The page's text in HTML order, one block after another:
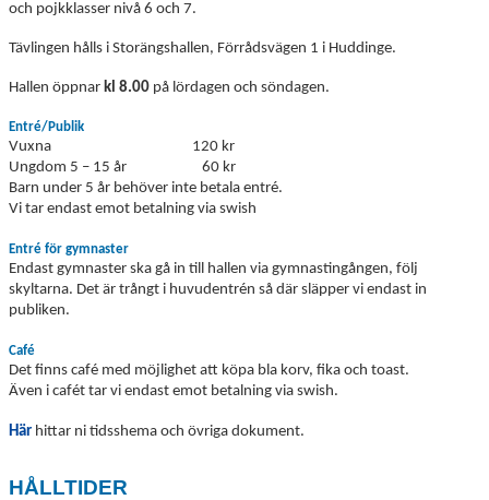
och pojkklasser nivå 6 och 7.
Tävlingen hålls i Storängshallen, Förrådsvägen 1 i Huddinge.
Hallen öppnar kl 8.00 på lördagen och söndagen.
Entré/Publik
Vuxna 120 kr
Ungdom 5 – 15 år
60 kr
Barn under 5 år behöver inte betala entré.
Vi tar endast emot betalning via swish
Entré för gymnaster
Endast gymnaster ska gå in till hallen via gymnastingången, följ
skyltarna. Det är trångt i huvudentrén så där släpper vi endast in
publiken.
Café
Det finns café med möjlighet att köpa bla korv, fika och toast.
Även i cafét tar vi endast emot betalning via swish.
Här hittar ni tidsshema och övriga dokument.
HÅLLTIDER